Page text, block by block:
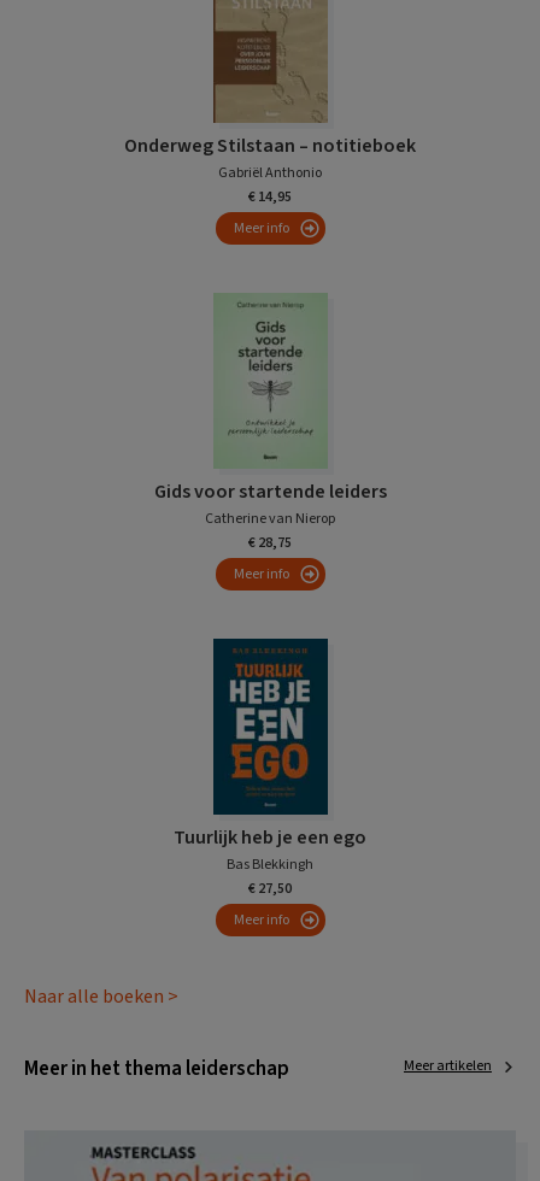
Onderweg Stilstaan – notitieboek
Gabriël Anthonio
€ 14,95
Meer info
Gids voor startende leiders
Catherine van Nierop
€ 28,75
Meer info
Tuurlijk heb je een ego
Bas Blekkingh
€ 27,50
Meer info
Naar alle boeken >
Meer in het thema leiderschap Meer artikelen